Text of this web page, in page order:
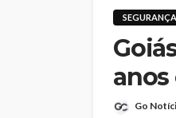
SEGURANÇA
Go